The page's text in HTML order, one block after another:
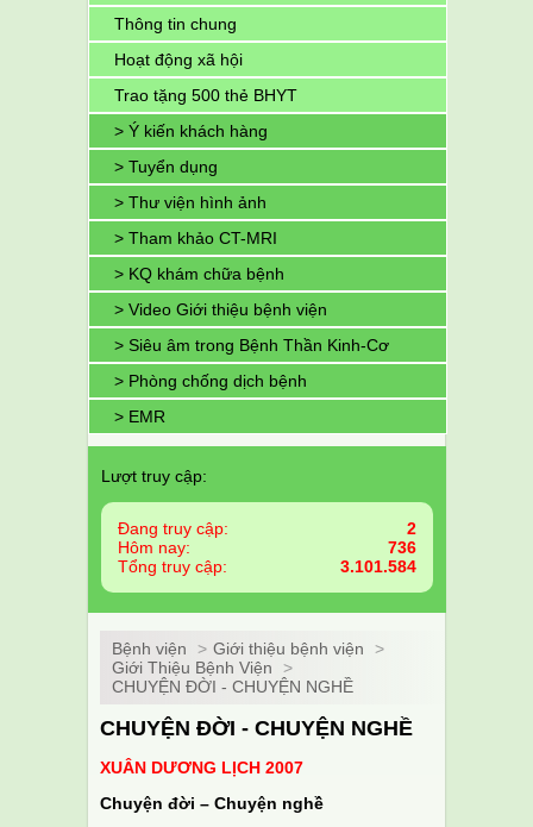
Thông tin chung
Hoạt động xã hội
Trao tặng 500 thẻ BHYT
> Ý kiến khách hàng
> Tuyển dụng
> Thư viện hình ảnh
> Tham khảo CT-MRI
> KQ khám chữa bệnh
> Video Giới thiệu bệnh viện
> Siêu âm trong Bệnh Thần Kinh-Cơ
> Phòng chống dịch bệnh
> EMR
Lượt truy cập:
Đang truy cập:
2
Hôm nay:
736
Tổng truy cập:
3.101.584
Bệnh viện > Giới thiệu bệnh viện
>
Giới Thiệu Bệnh Viện
>
CHUYỆN ĐỜI - CHUYỆN NGHỀ
CHUYỆN ĐỜI - CHUYỆN NGHỀ
XUÂN DƯƠNG LỊCH 2007
Chuyện đời – Chuyện nghề